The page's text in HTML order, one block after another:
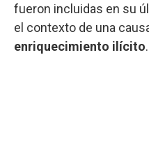
fueron incluidas en su
el contexto de una
enriquecimiento ilícito.